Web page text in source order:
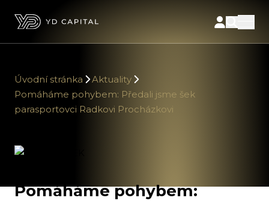
Úvodní stránka
Aktuality
Pomáháme pohybem: Předali jsme šek
parasportovci Radkovi Procházkovi
Pomáháme pohybem: